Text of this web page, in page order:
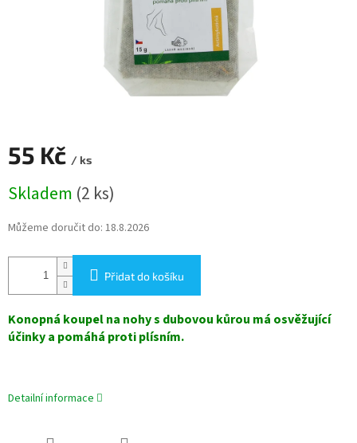
55 Kč / ks
cena:
Skladem (2 ks)
Můžeme doručit do: 18.8.2026
Přidat do košíku
Konopná koupel na nohy s dubovou kůrou má osvěžující
účinky a pomáhá proti plísním.
Detailní informace